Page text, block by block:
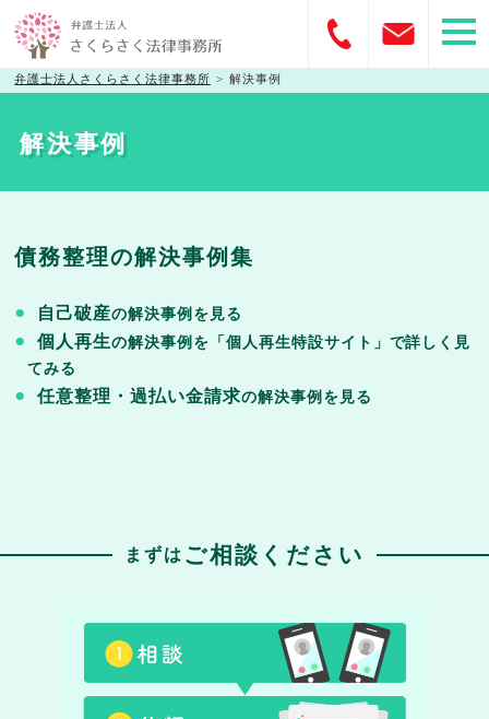
弁護士法人さくらさく法律事務所 > 解決事例
解決事例
債務整理の解決事例集
自己破産の解決事例を見る
個人再生の解決事例を「個人再生特設サイト」で詳しく見
てみる
任意整理・過払い金請求の解決事例を見る
まずは ご相談ください